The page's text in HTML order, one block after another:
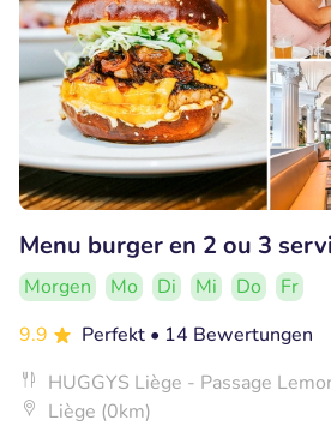
Menu burger en 2 ou 3
Morgen Mo Di Mi Do
Fr
9.9
Perfekt • 14 Bewertungen
HUGGYS Liège - Passage
Liège (0km)